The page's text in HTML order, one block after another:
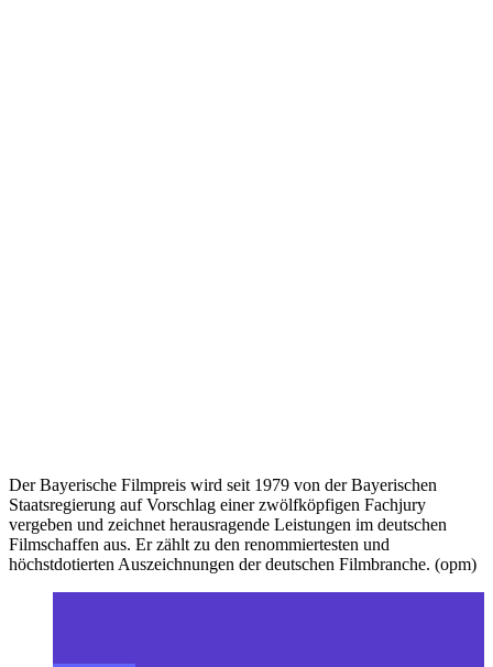
Der Bayerische Filmpreis wird seit 1979 von der Bayerischen
Staatsregierung auf Vorschlag einer zwölfköpfigen Fachjury
vergeben und zeichnet herausragende Leistungen im deutschen
Filmschaffen aus. Er zählt zu den renommiertesten und
höchstdotierten Auszeichnungen der deutschen Filmbranche. (opm)